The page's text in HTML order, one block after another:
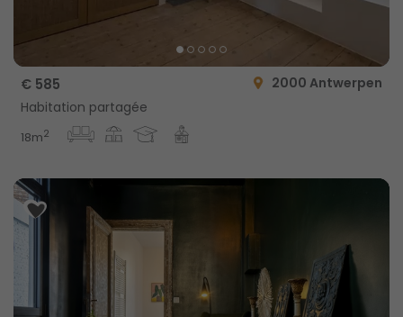
€ 585
2000 Antwerpen
Habitation partagée
18m2